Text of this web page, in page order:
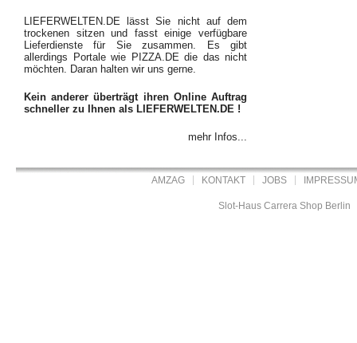
LIEFERWELTEN.DE lässt Sie nicht auf dem
trockenen sitzen und fasst einige verfügbare
Lieferdienste für Sie zusammen. Es gibt
allerdings Portale wie PIZZA.DE die das nicht
möchten. Daran halten wir uns gerne.
Kein anderer überträgt ihren Online Auftrag
schneller zu Ihnen als LIEFERWELTEN.DE !
mehr Infos...
AMZAG KONTAKT JOBS
Slot-Haus Carrera Shop Berlin